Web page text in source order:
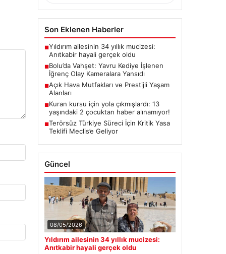
Son Eklenen Haberler
■Yıldırım ailesinin 34 yıllık mucizesi:
Anıtkabir hayali gerçek oldu
■Bolu’da Vahşet: Yavru Kediye İşlenen
İğrenç Olay Kameralara Yansıdı
■Açık Hava Mutfakları ve Prestijli Yaşam
Alanları
■Kuran kursu için yola çıkmışlardı: 13
yaşındaki 2 çocuktan haber alınamıyor!
■Terörsüz Türkiye Süreci İçin Kritik Yasa
Teklifi Meclis’e Geliyor
Güncel
08/05/2026
Yıldırım ailesinin 34 yıllık mucizesi:
Anıtkabir hayali gerçek oldu